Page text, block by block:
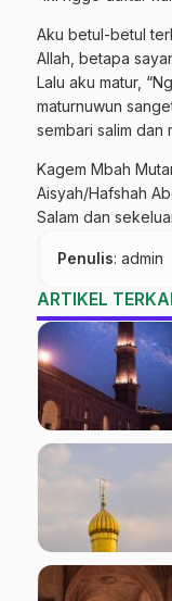
Aku betul-betul
Allah, betapa
Lalu aku matur,
maturnuwun
sembari salim
Kagem Mbah
Aisyah/Hafshah
Salam dan
Penulis: admin
ARTIKEL